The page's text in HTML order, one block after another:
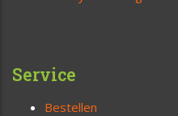
Service
Bestellen